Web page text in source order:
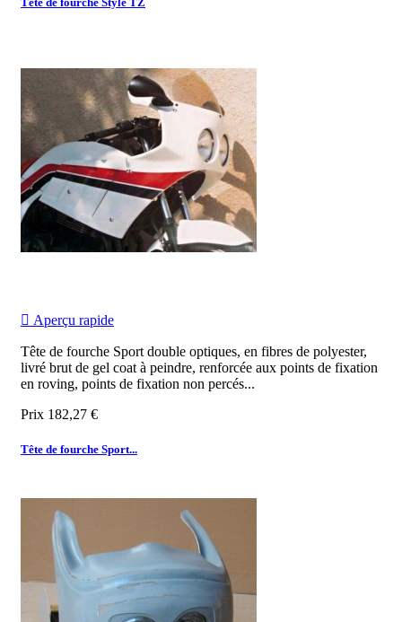
 Aperçu rapide
Tête de fourche Sport double optiques, en fibres de polyester,
livré brut de gel coat à peindre, renforcée aux points de fixation
en roving, points de fixation non percés...
Prix 182,27 €
Tête de fourche Sport...